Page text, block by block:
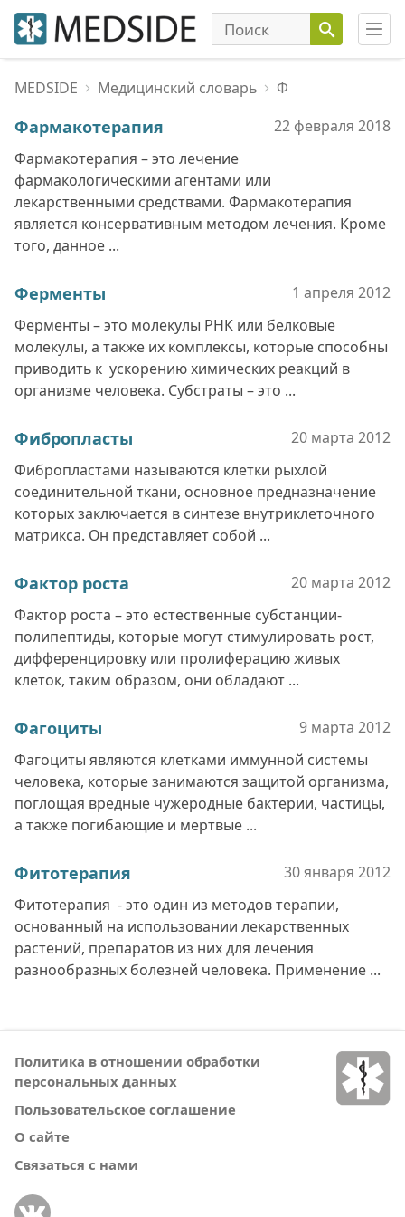
MEDSIDE Медицинский словарь
Ф
22 февраля 2018
Фармакотерапия
Фармакотерапия – это лечение
фармакологическими агентами или
лекарственными средствами. Фармакотерапия
является консервативным методом лечения. Кроме
того, данное ...
1 апреля 2012
Ферменты
Ферменты – это молекулы РНК или белковые
молекулы, а также их комплексы, которые способны
приводить к ускорению химических реакций в
организме человека. Субстраты – это ...
20 марта 2012
Фибропласты
Фибропластами называются клетки рыхлой
соединительной ткани, основное предназначение
которых заключается в синтезе внутриклеточного
матрикса. Он представляет собой ...
20 марта 2012
Фактор роста
Фактор роста – это естественные субстанции-
полипептиды, которые могут стимулировать рост,
дифференцировку или пролиферацию живых
клеток, таким образом, они обладают ...
9 марта 2012
Фагоциты
Фагоциты являются клетками иммунной системы
человека, которые занимаются защитой организма,
поглощая вредные чужеродные бактерии, частицы,
а также погибающие и мертвые ...
30 января 2012
Фитотерапия
Фитотерапия - это один из методов терапии,
основанный на использовании лекарственных
растений, препаратов из них для лечения
разнообразных болезней человека. Применение ...
Политика в отношении обработки
персональных данных
Пользовательское соглашение
О сайте
Связаться с нами